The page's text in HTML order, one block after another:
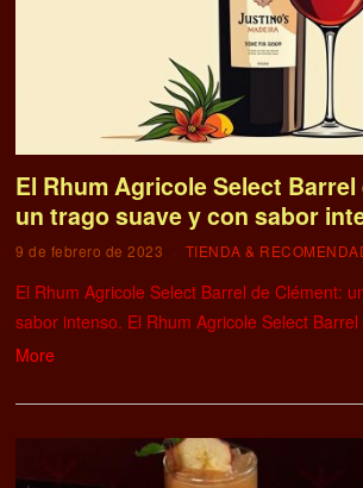
El Rhum Agricole Select Barrel
un trago suave y con sabor
9 de febrero de 2023 TIENDA &
El Rhum Agricole Select Barrel de Clément:
sabor intenso. El Rhum Agricole Select
More